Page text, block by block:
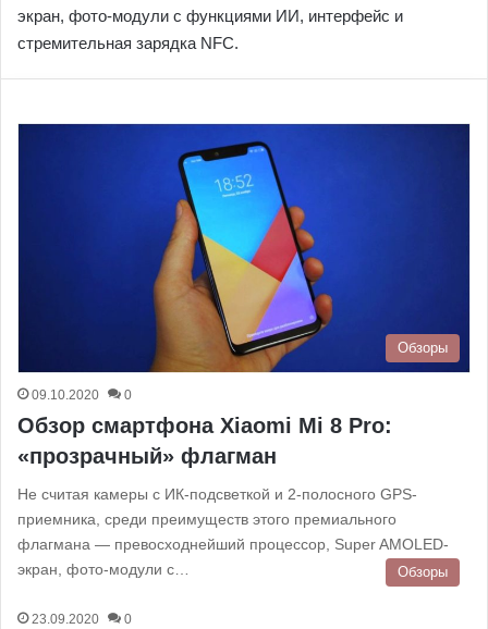
экран, фото-модули с функциями ИИ, интерфейс и
стремительная зарядка NFC.
Обзоры
09.10.2020 0
Обзор смартфона Xiaomi Mi 8 Pro:
«прозрачный» флагман
Не считая камеры с ИК-подсветкой и 2-полосного GPS-
приемника, среди преимуществ этого премиального
флагмана — превосходнейший процессор, Super AMOLED-
экран, фото-модули с…
Обзоры
23.09.2020 0